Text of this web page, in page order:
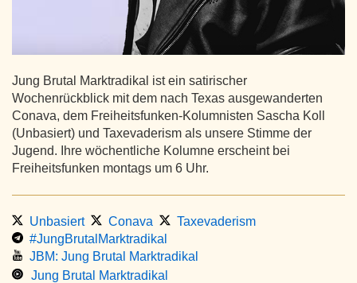
Jung Brutal Marktradikal ist ein satirischer
Wochenrückblick mit dem nach Texas ausgewanderten
Conava, dem Freiheitsfunken-Kolumnisten Sascha Koll
(Unbasiert) und Taxevaderism als unsere Stimme der
Jugend. Ihre wöchentliche Kolumne erscheint bei
Freiheitsfunken montags um 6 Uhr.
Unbasiert Conava
Taxevaderism
#JungBrutalMarktradikal
JBM: Jung Brutal Marktradikal
Jung Brutal Marktradikal